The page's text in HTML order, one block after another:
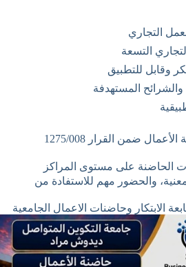
التجاري
التسعة
وقابل للتطبيق
والشرائح المستهدفة
ضمن القرار 1275/008
الحاضنة على مستوى المراكز
والحضور مهم للاستفادة من
الابتكار وحاضنات الاعمال الجامعية